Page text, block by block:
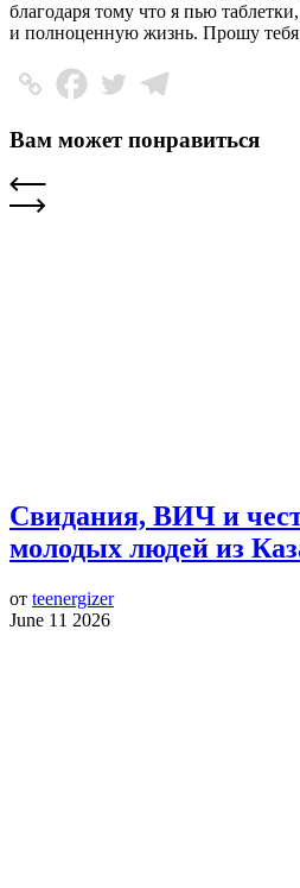
благодаря тому что я пью
и полноценную жизнь. Прошу
Вам может понравиться
Свидания, ВИЧ и
молодых людей из
от teenergizer
June 11 2026